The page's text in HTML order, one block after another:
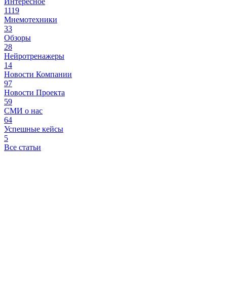
1119
Мнемотехники
33
Обзоры
28
Нейротренажеры
14
Новости Компании
97
Новости Проекта
59
СМИ о нас
64
Успешные кейсы
5
Все статьи